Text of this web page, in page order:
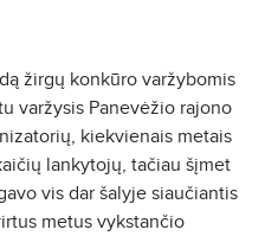
žirgų konkūro varžybomis
varžysis Panevėžio rajono
kiekvienais metais
lankytojų, tačiau šįmet
vis dar šalyje siaučiantis
metus vykstančio